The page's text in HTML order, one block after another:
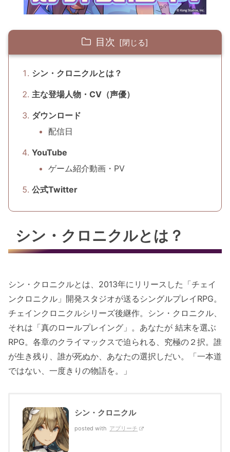
目次
シン・クロニクルとは？
主な登場人物・CV（声優）
ダウンロード
配信日
YouTube
ゲーム紹介動画・PV
公式Twitter
シン・クロニクルとは？
シン・クロニクルとは、2013年にリリースした「チェイ
ンクロニクル」開発スタジオが送るシングルプレイRPG。
チェインクロニクルシリーズ後継作。シン・クロニクル、
それは「真のロールプレイング」。あなたが 結末を選ぶ
RPG。各章のクライマックスで迫られる、究極の２択。誰
が生き残り、誰が死ぬか、あなたの選択しだい。「一本道
ではない、一度きりの物語を。」
シン・クロニクル
posted with アプリーチ